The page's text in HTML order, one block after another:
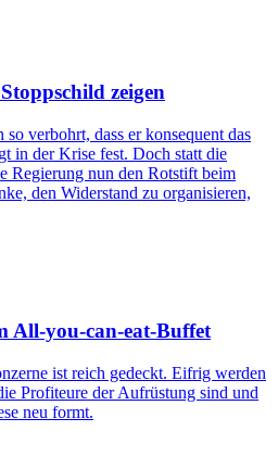
zeigen
verbohrt, dass er konsequent das
in der Krise fest. Doch statt die
Regierung nun den Rotstift beim
den Widerstand zu organisieren,
All-you-can-eat-Buffet
ist reich gedeckt. Eifrig werden
Profiteure der Aufrüstung sind und
neu formt.